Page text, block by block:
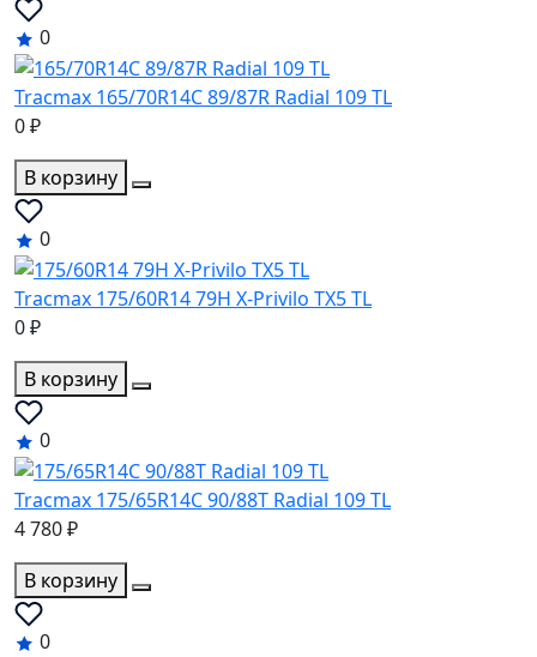
0
Tracmax 165/70R14C 89/87R Radial 109 TL
0 ₽
В корзину
0
Tracmax 175/60R14 79H X-Privilo TX5 TL
0 ₽
В корзину
0
Tracmax 175/65R14C 90/88T Radial 109 TL
4 780 ₽
В корзину
0